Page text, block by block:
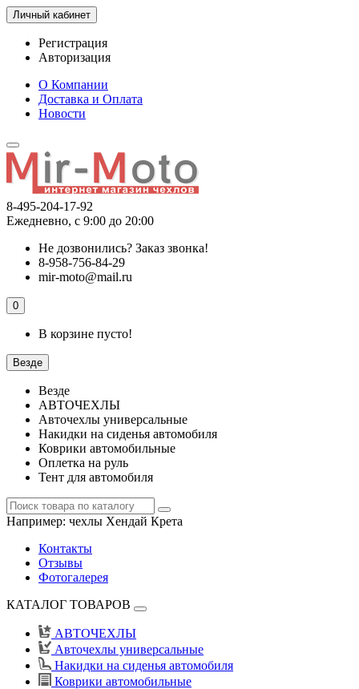
Личный кабинет
Регистрация
Авторизация
О Компании
Доставка и Оплата
Новости
8-495-204-17-92
Ежедневно, с 9:00 до 20:00
Не дозвонились? Заказ звонка!
8-958-756-84-29
mir-moto@mail.ru
0
В корзине пусто!
Везде
Везде
АВТОЧЕХЛЫ
Авточехлы универсальные
Накидки на сиденья автомобиля
Коврики автомобильные
Оплетка на руль
Тент для автомобиля
Например: чехлы Хендай Крета
Контакты
Отзывы
Фотогалерея
КАТАЛОГ ТОВАРОВ
АВТОЧЕХЛЫ
Авточехлы универсальные
Накидки на сиденья автомобиля
Коврики автомобильные